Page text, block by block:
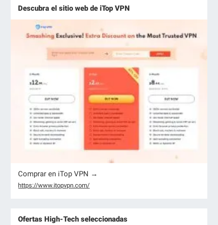
Descubra el sitio web de iTop VPN
Comprar en iTop VPN →
https://www.itopvpn.com/
Ofertas High-Tech seleccionadas